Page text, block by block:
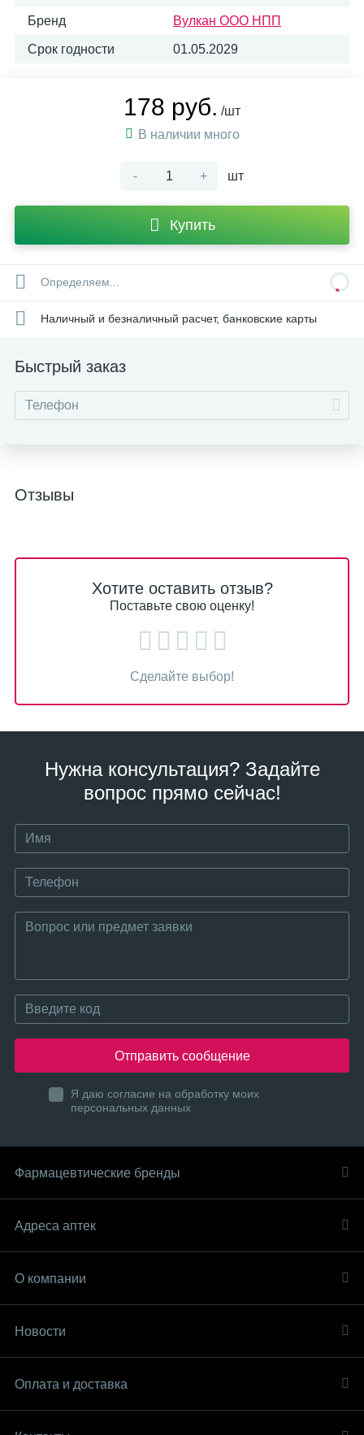
Бренд Вулкан ООО НПП
Срок годности 01.05.2029
178 руб. /шт
В наличии много
- + шт
Купить
Определяем...
Наличный и безналичный расчет, банковские карты
Быстрый заказ
Отзывы
Хотите оставить отзыв?
Поставьте свою оценку!
Сделайте выбор!
Нужна консультация? Задайте
вопрос прямо сейчас!
Отправить сообщение
Я даю согласие на обработку моих
персональных данных
Фармацевтические бренды
Адреса аптек
О компании
Новости
Оплата и доставка